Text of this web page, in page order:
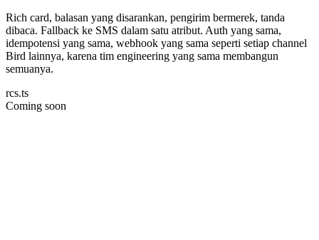
Rich card, balasan yang disarankan, pengirim bermerek, tanda
dibaca. Fallback ke SMS dalam satu atribut. Auth yang sama,
idempotensi yang sama, webhook yang sama seperti setiap channel
Bird lainnya, karena tim engineering yang sama membangun
semuanya.
rcs.ts
Coming soon